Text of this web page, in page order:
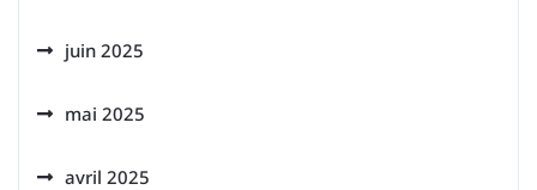
juin 2025
mai 2025
avril 2025